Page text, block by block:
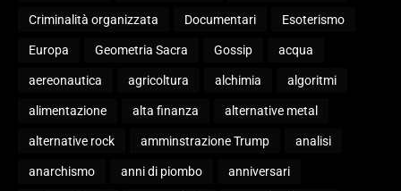
Criminalità organizzata Documentari Esoterismo
Europa Geometria Sacra Gossip acqua
aereonautica agricoltura alchimia algoritmi
alimentazione alta finanza alternative metal
alternative rock amminstrazione Trump analisi
anarchismo anni di piombo anniversari